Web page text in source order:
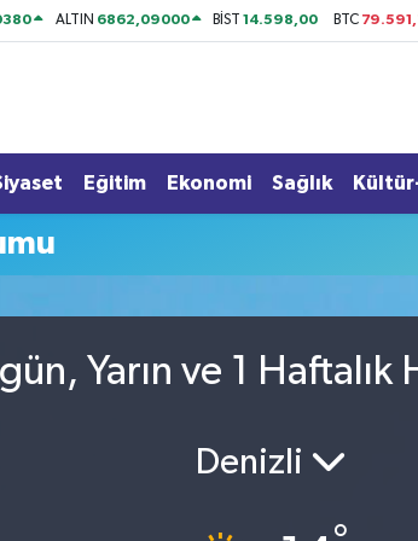
ALTIN 6862,09000 BİST14.598,00 BTC
Eğitim Ekonomi Sağlık
Yarın ve 1
Denizli